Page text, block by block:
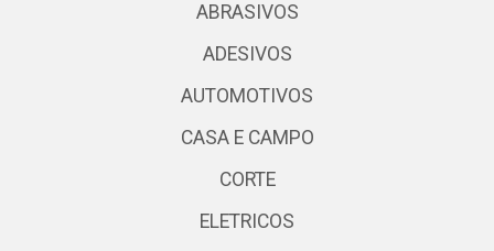
ABRASIVOS
ADESIVOS
AUTOMOTIVOS
CASA E CAMPO
CORTE
ELETRICOS